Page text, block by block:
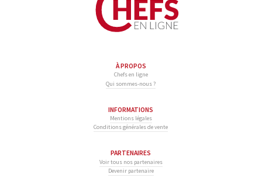
À PROPOS
Chefs en ligne
Qui sommes-nous ?
INFORMATIONS
Mentions légales
Conditions générales de vente
PARTENAIRES
Voir tous nos partenaires
Devenir partenaire